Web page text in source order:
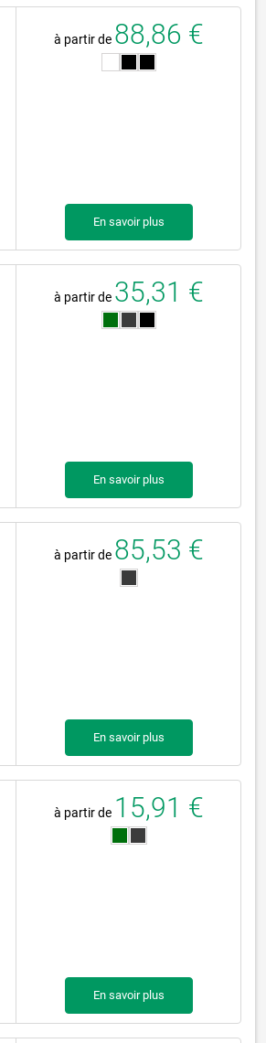
à partir de 88,86 €
En savoir plus
à partir de 35,31 €
En savoir plus
à partir de 85,53 €
En savoir plus
à partir de 15,91 €
En savoir plus